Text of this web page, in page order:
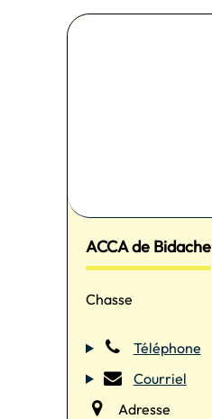
ACCA de Bidache
Chasse
Téléphone
Courriel
Adresse